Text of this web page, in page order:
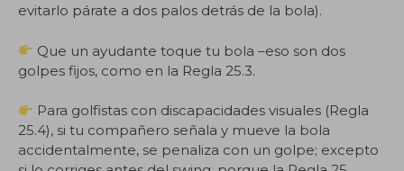
evitarlo párate a dos palos detrás de la bola).
Que un ayudante toque tu bola –eso son dos
golpes fijos, como en la Regla 25.3.
Para golfistas con discapacidades visuales (Regla
25.4), si tu compañero señala y mueve la bola
accidentalmente, se penaliza con un golpe; excepto